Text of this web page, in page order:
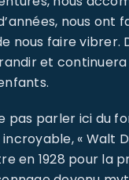
nous ont
nous faire vibrer.
et
pas parler ici du
« Walt
en 1928 pour la